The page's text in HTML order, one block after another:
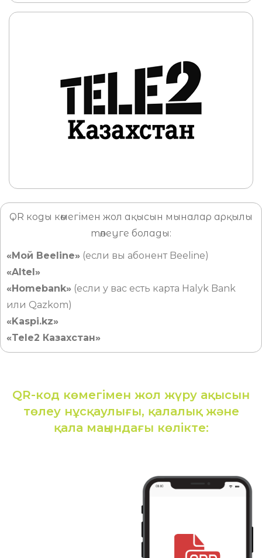
QR коды көмегімен жол ақысын мыналар арқылы
төлеуге болады:
«Мой Beeline» (если вы абонент Beeline)
«Altel»
«Homebank» (если у вас есть карта Halyk Bank
или Qazkom)
«Kaspi.kz»
«Tele2 Казахстан»
QR-код көмегімен жол жүру ақысын
төлеу нұсқаулығы, қалалық және
қала маңындағы көлікте: